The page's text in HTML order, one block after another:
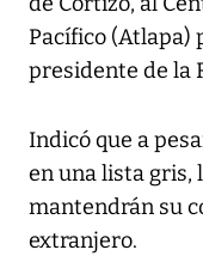
Pacífico (Atlapa)
presidente de la
Indicó que a
en una lista gris,
mantendrán su
extranjero.